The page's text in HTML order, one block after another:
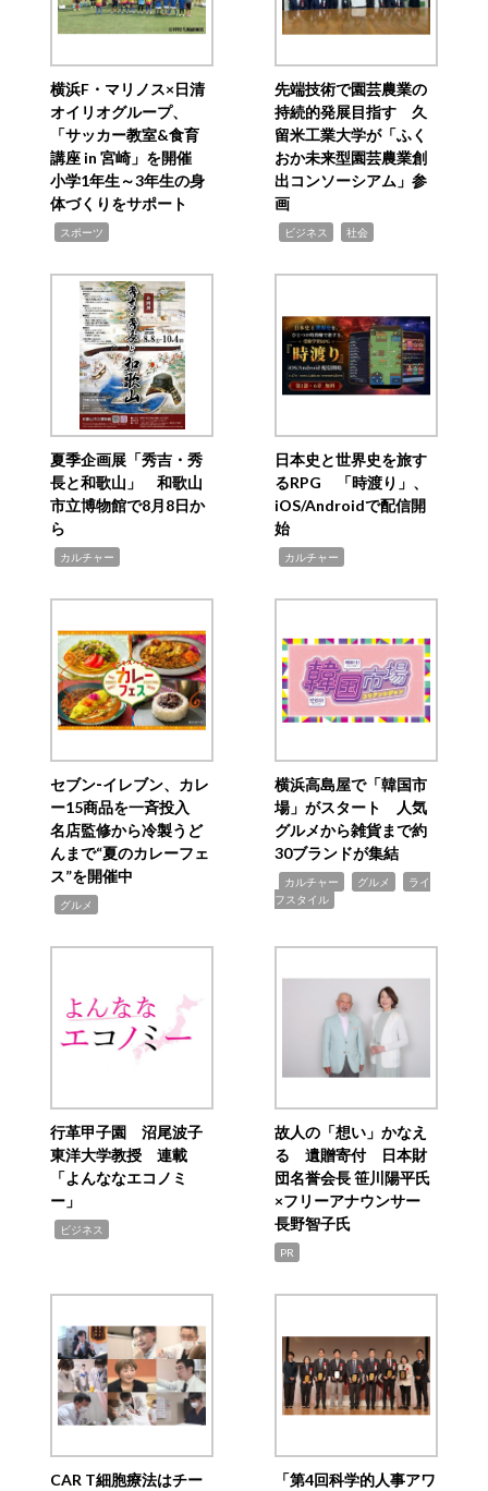
横浜F・マリノス×日清
オイリオグループ、
「サッカー教室&食育
講座 in 宮崎」を開催
小学1年生～3年生の身
体づくりをサポート
スポーツ
先端技術で園芸農業の
持続的発展目指す 久
留米工業大学が「ふく
おか未来型園芸農業創
出コンソーシアム」参
画
ビジネス 社会
夏季企画展「秀吉・秀
長と和歌山」 和歌山
市立博物館で8月8日か
ら
カルチャー
日本史と世界史を旅す
るRPG 「時渡り」、
iOS/Androidで配信開
始
カルチャー
セブン‐イレブン、カレ
ー15商品を一斉投入
名店監修から冷製うど
んまで“夏のカレーフェ
ス”を開催中
グルメ
横浜高島屋で「韓国市
場」がスタート 人気
グルメから雑貨まで約
30ブランドが集結
カルチャー グルメ
ライ
フスタイル
行革甲子園 沼尾波子
東洋大学教授 連載
「よんななエコノミ
ー」
ビジネス
故人の「想い」かなえ
る 遺贈寄付 日本財
団名誉会長 笹川陽平氏
×フリーアナウンサー
長野智子氏
PR
CAR T細胞療法はチー
「第4回科学的人事アワ